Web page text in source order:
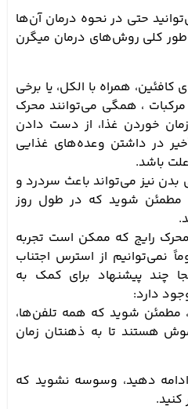
حتی در نحوه درمان آن‌ها
کلی روش‌های درمان میگرن
همراه با الکل، یا برخی
، همگی می‌توانند محرک
خوردن غذا، از دست دادن
در داشتن وعده‌های غذایی
باشد.
نیز می‌تواند باعث سردرد و
شوید که در طول روز
رایج که ممکن است تجربه
نمی‌توانیم از استرس اجتناب
چند پیشنهاد برای کمک به
دارد:
شوید که همه تلفن‌ها،
هستند تا به ذهنتان زمان
دهید، وسوسه نشوید که